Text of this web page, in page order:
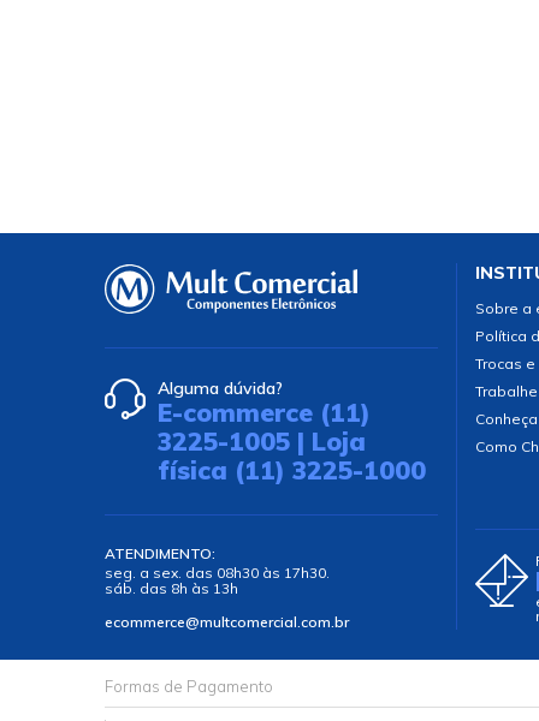
Alguma dúvida?
E-commerce (11)
3225-1005 | Loja
física (11) 3225-1000
ATENDIMENTO:
seg. a sex. das 08h30 às 17h30.
sáb. das 8h às 13h
ecommerce@multcomercial.com.br
Sobre a
Política
Trocas
Como
Formas de Pagamento